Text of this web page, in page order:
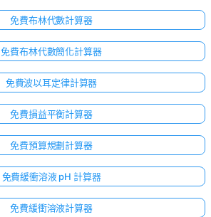
免費布林代數計算器
免費布林代數簡化計算器
免費波以耳定律計算器
免費損益平衡計算器
免費預算規劃計算器
免費緩衝溶液 pH 計算器
免費緩衝溶液計算器